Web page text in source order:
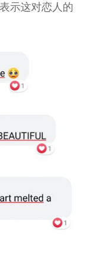
示这对恋人的